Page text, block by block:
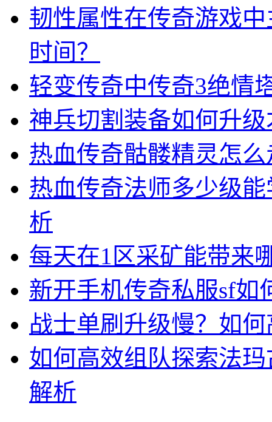
韧性属性在传奇游戏
时间？
轻变传奇中传奇3绝情
神兵切割装备如何升
热血传奇骷髅精灵怎
热血传奇法师多少级
析
每天在1区采矿能带来
新开手机传奇私服sf如
战士单刷升级慢？如
如何高效组队探索法
解析